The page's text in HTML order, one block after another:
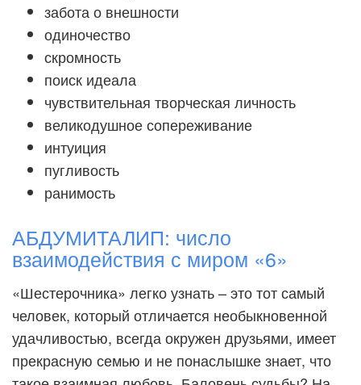
забота о внешности
одиночество
скромность
поиск идеала
чувствительная творческая личность
великодушное сопереживание
интуиция
пугливость
ранимость
АБДУМИТАЛИП: число
взаимодействия с миром «6»
«Шестерочника» легко узнать – это тот самый
человек, который отличается необыкновенной
удачливостью, всегда окружен друзьями, имеет
прекрасную семью и не понаслышке знает, что